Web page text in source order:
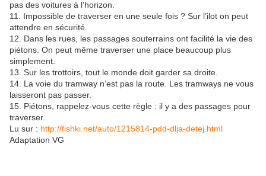
pas des voitures à l’horizon.
11. Impossible de traverser en une seule fois ? Sur l’ilot on peut
attendre en sécurité.
12. Dans les rues, les passages souterrains ont facilité la vie des
piétons. On peut même traverser une place beaucoup plus
simplement.
13. Sur les trottoirs, tout le monde doit garder sa droite.
14. La voie du tramway n’est pas la route. Les tramways ne vous
laisseront pas passer.
15. Piétons, rappelez-vous cette règle : il y a des passages pour
traverser.
Lu sur : http://fishki.net/auto/1215814-pdd-dlja-detej.html
Adaptation VG